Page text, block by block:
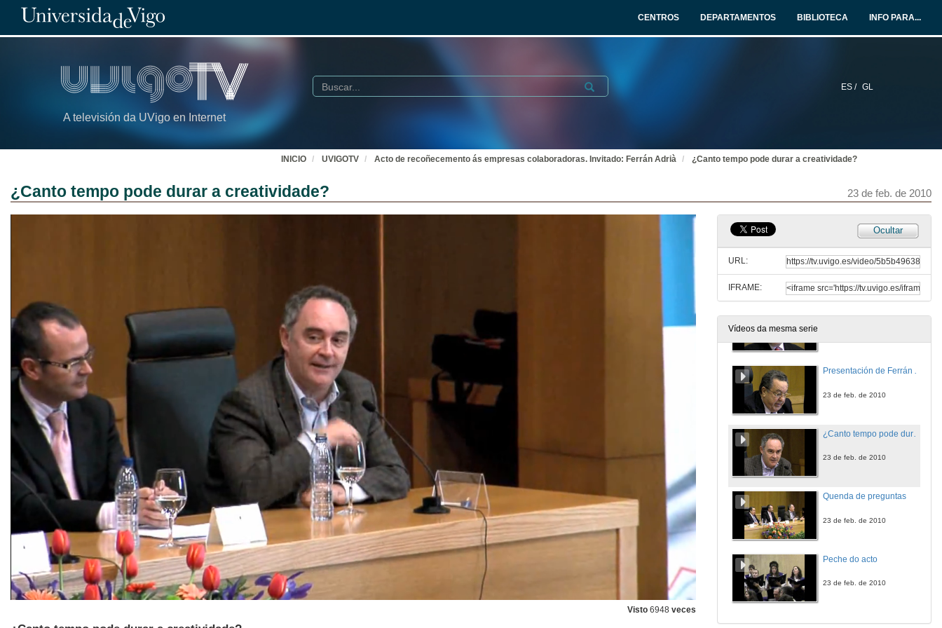
CENTROS DEPARTAMENTOS BIBLIOTECA INFO PARA...
A televisión da UVigo en Internet
ES / GL
Buscar Submit
INICIO UVIGOTV Acto de recoñecemento ás empresas colaboradoras. Invitado: Ferrán Adrià ¿Canto tempo pode durar a creatividade?
¿Canto tempo pode durar a creatividade? 23 de feb. de 2010
Visto 6948 veces
Ocultar
URL:
IFRAME:
Vídeos da mesma serie
23 de feb. de 2010
Presentación de Ferrán Adriá
23 de feb. de 2010
23 de feb. de 2010
Quenda de preguntas
23 de feb. de 2010
Peche do acto
23 de feb. de 2010